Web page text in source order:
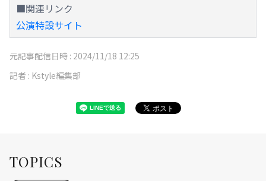
■関連リンク
公演特設サイト
元記事配信日時 : 2024/11/18 12:25
記者 : Kstyle編集部
TOPICS